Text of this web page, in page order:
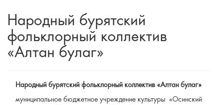
Народный бурятский
фольклорный коллектив
«Алтан булаг»
Народный бурятский фольклорный коллектив «Алтан булаг»
муниципальное бюджетное учреждение культуры «Осинский